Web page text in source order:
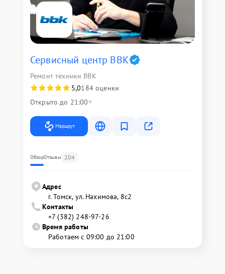
Сервисный центр BBK
Ремонт техники BBK
5,0184 оценки
Открыто до 21:00
Маршрут
ОбзорОтзывы 204
Адрес
г. Томск, ул. Нахимова, 8с2
Контакты
+7 (382) 248-97-26
Время работы
Работаем с 09:00 до 21:00